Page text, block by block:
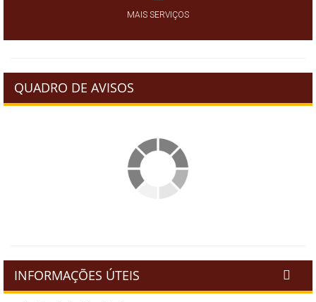
MAIS SERVIÇOS
QUADRO DE AVISOS
INFORMAÇÕES ÚTEIS